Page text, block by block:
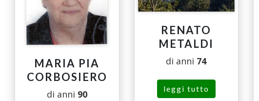
RENATO
METALDI
di anni 74
leggi tutto
MARIA PIA
CORBOSIERO
di anni 90